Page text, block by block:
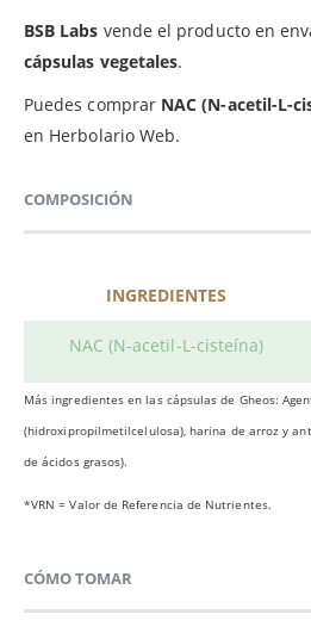
BSB Labs vende el producto en
cápsulas vegetales.
Puedes comprar NAC (N-acetil-L-
en Herbolario Web.
COMPOSICIÓN
INGREDIENTES
NAC (N-acetil-L-cisteína)
Más ingredientes en las cápsulas de Gheos:
(hidroxipropilmetilcelulosa), harina de arroz y
de ácidos grasos).
*VRN = Valor de Referencia de Nutrientes.
CÓMO TOMAR